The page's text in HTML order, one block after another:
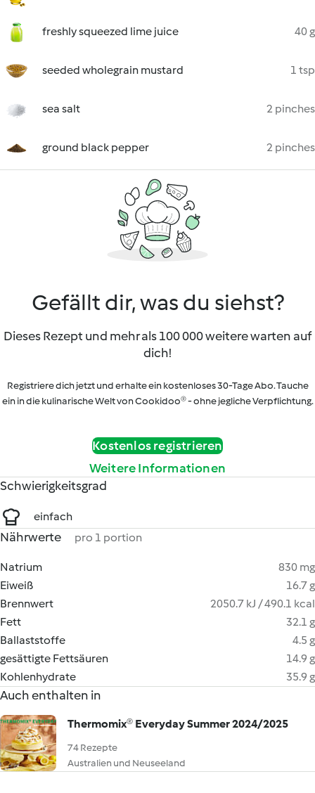
freshly squeezed lime juice 40 g
seeded wholegrain mustard 1 tsp
sea salt 2 pinches
ground black pepper 2 pinches
Gefällt dir, was du siehst?
Dieses Rezept und mehr als 100 000 weitere warten auf
dich!
Registriere dich jetzt und erhalte ein kostenloses 30-Tage Abo. Tauche
ein in die kulinarische Welt von Cookidoo® - ohne jegliche Verpflichtung.
Kostenlos registrieren
Weitere Informationen
Schwierigkeitsgrad
einfach
Nährwerte pro 1 portion
Natrium
830 mg
Eiweiß
16.7 g
Brennwert
2050.7 kJ / 490.1 kcal
Fett
32.1 g
Ballaststoffe
4.5 g
gesättigte Fettsäuren
14.9 g
Kohlenhydrate
35.9 g
Auch enthalten in
Thermomix® Everyday Summer 2024/2025
74 Rezepte
Australien und Neuseeland